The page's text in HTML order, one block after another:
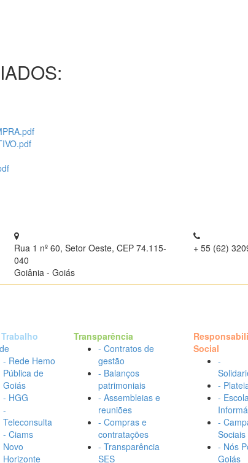
Rua 1 nº 60, Setor Oeste, CEP 74.115-
040
Goiânia - Goiás
+ 55 (62)
- Rede Hemo
Pública de
Goiás
- HGG
-
Teleconsulta
- Ciams
Novo
Horizonte
Transparência
- Contratos de
gestão
- Balanços
patrimoniais
- Assembleias e
reuniões
- Compras e
contratações
- Transparência
SES
Social
-
-
-
-
Sociais
- Nós
Goiás